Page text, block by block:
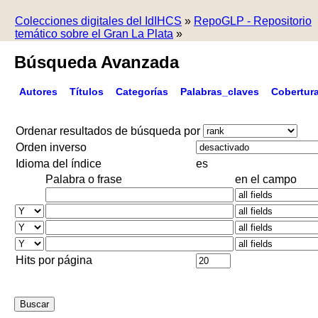
Colecciones digitales del IdIHCS » RepoGLP - Repositorio
temático sobre el Gran La Plata »
Búsqueda Avanzada
Autores Títulos Categorías Palabras_claves
Ordenar resultados de búsqueda por
Orden inverso
Idioma del índice
es
Palabra o frase
en el campo
Hits por página